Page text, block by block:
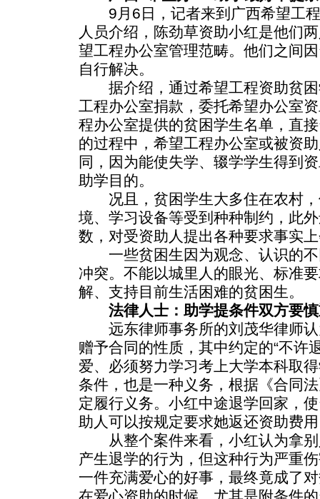
9月6日，记者来到广西希望工程
人员介绍，陈劲草资助小红是他们
望工程办公室管理范畴。他们之间
自行解决。
据介绍，通过希望工程资助贫困
工程办公室捐款，委托希望办公室
程办公室提供的贫困学生名单，直
的过程中，希望工程办公室或被资
同，因为能使失学、辍学学生得到
助学目的。
况且，贫困学生大多住在农村，
境、学习设备等受到种种制约，此
数，对受资助人提出各种要求事实
一些贫困生因为观念、认识的不
冲突。不能以城里人的眼光、标准
解、支持目前生活困难的贫困生。
法律人士：助学提条件双方要
远东律师事务所的刘茂华律师认
赠予合同的性质，其中约定的“不许
爱、必须努力学习考上大学本科取
条件，也是一种义务，根据《合同
定履行义务。小红中途退学回家，
助人可以按规定要求她返还资助费
从整个案件来看，小红认为拿别
产生退学的行为，但这种行为严重
一件充满爱心的好事，最终竟成了